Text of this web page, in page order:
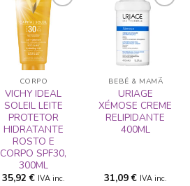
ADICIONAR
A LISTA DE
DESEJOS
CORPO
VICHY IDEAL
SOLEIL LEITE
PROTETOR
HIDRATANTE
ROSTO E
CORPO SPF30,
300ML
35,92€ IVA inc.
ADICIONAR
A LISTA DE
DESEJOS
BEBÉ & MAMÃ
URIAGE
XÉMOSE CREME
RELIPIDANTE
400ML
31,09€ IVA inc.